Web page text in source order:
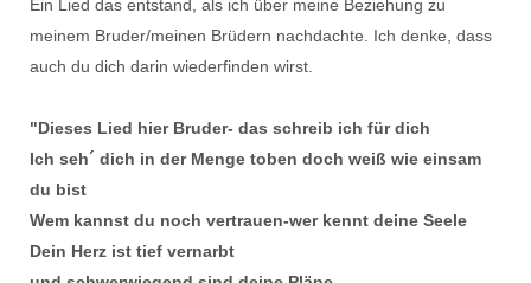
Ein Lied das entstand, als ich über meine Beziehung zu
meinem Bruder/meinen Brüdern nachdachte. Ich denke, dass
auch du dich darin wiederfinden wirst.
"Dieses Lied hier Bruder- das schreib ich für dich
Ich seh´ dich in der Menge toben doch weiß wie einsam
du bist
Wem kannst du noch vertrauen-wer kennt deine Seele
Dein Herz ist tief vernarbt